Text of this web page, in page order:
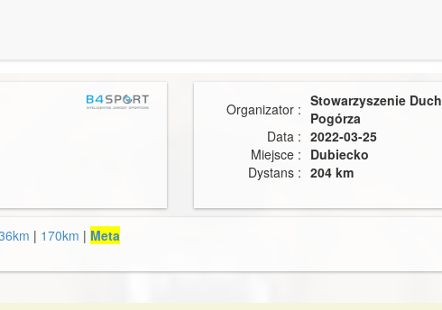
Organizator : Stowarzyszenie Duch
Pogórza
Data : 2022-03-25
Miejsce : Dubiecko
Dystans : 204 km
| 170km | Meta